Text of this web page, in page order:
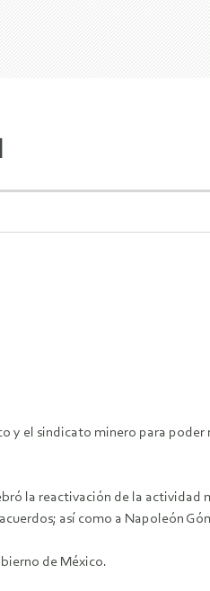
y el sindicato minero para poder
la reactivación de la actividad
así como a Napoleón
de México.